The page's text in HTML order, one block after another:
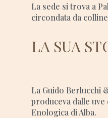
La sede si trova a
circondata da colline
LA SUA
La Guido Berlucchi
produceva dalle
Enologica di Alba.